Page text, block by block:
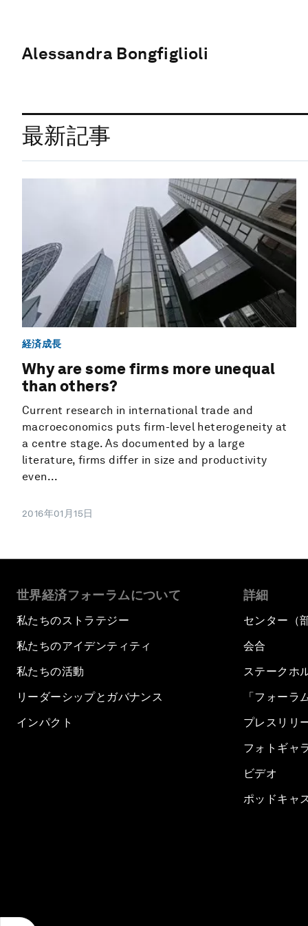
Alessandra Bongfiglioli
最新記事
経済成長
Why are some firms more unequal
than others?
Current research in international trade and
macroeconomics puts firm-level heterogeneity at
a centre stage. As documented by a large
literature, firms differ in size and productivity
even...
2016年01月15日
世界経済フォーラムについて
私たちのストラテジー
私たちのアイデンティティ
私たちの活動
リーダーシップとガバナンス
インパクト
詳細
センター（
会合
ステークホ
「フォーラ
プレスリリ
フォトギャ
ビデオ
ポッドキャ